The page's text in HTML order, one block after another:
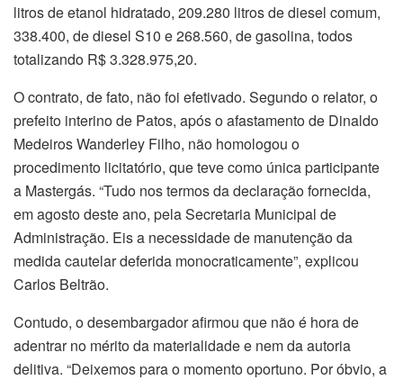
litros de etanol hidratado, 209.280 litros de diesel comum,
338.400, de diesel S10 e 268.560, de gasolina, todos
totalizando R$ 3.328.975,20.
O contrato, de fato, não foi efetivado. Segundo o relator, o
prefeito interino de Patos, após o afastamento de Dinaldo
Medeiros Wanderley Filho, não homologou o
procedimento licitatório, que teve como única participante
a Mastergás. “Tudo nos termos da declaração fornecida,
em agosto deste ano, pela Secretaria Municipal de
Administração. Eis a necessidade de manutenção da
medida cautelar deferida monocraticamente”, explicou
Carlos Beltrão.
Contudo, o desembargador afirmou que não é hora de
adentrar no mérito da materialidade e nem da autoria
delitiva. “Deixemos para o momento oportuno. Por óbvio, a